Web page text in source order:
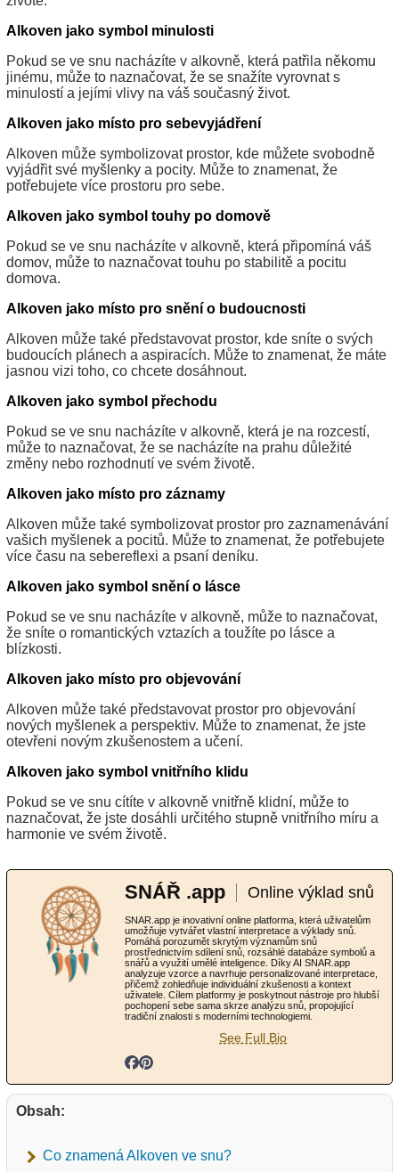
Alkoven jako symbol minulosti
Pokud se ve snu nacházíte v alkovně, která patřila někomu
jinému, může to naznačovat, že se snažíte vyrovnat s
minulostí a jejími vlivy na váš současný život.
Alkoven jako místo pro sebevyjádření
Alkoven může symbolizovat prostor, kde můžete svobodně
vyjádřit své myšlenky a pocity. Může to znamenat, že
potřebujete více prostoru pro sebe.
Alkoven jako symbol touhy po domově
Pokud se ve snu nacházíte v alkovně, která připomíná váš
domov, může to naznačovat touhu po stabilitě a pocitu
domova.
Alkoven jako místo pro snění o budoucnosti
Alkoven může také představovat prostor, kde sníte o svých
budoucích plánech a aspiracích. Může to znamenat, že máte
jasnou vizi toho, co chcete dosáhnout.
Alkoven jako symbol přechodu
Pokud se ve snu nacházíte v alkovně, která je na rozcestí,
může to naznačovat, že se nacházíte na prahu důležité
změny nebo rozhodnutí ve svém životě.
Alkoven jako místo pro záznamy
Alkoven může také symbolizovat prostor pro zaznamenávání
vašich myšlenek a pocitů. Může to znamenat, že potřebujete
více času na sebereflexi a psaní deníku.
Alkoven jako symbol snění o lásce
Pokud se ve snu nacházíte v alkovně, může to naznačovat,
že sníte o romantických vztazích a toužíte po lásce a
blízkosti.
Alkoven jako místo pro objevování
Alkoven může také představovat prostor pro objevování
nových myšlenek a perspektiv. Může to znamenat, že jste
otevřeni novým zkušenostem a učení.
Alkoven jako symbol vnitřního klidu
Pokud se ve snu cítíte v alkovně vnitřně klidní, může to
naznačovat, že jste dosáhli určitého stupně vnitřního míru a
harmonie ve svém životě.
SNÁŘ .app Online výklad snů
SNAR.app je inovativní online platforma, která uživatelům
umožňuje vytvářet vlastní interpretace a výklady snů.
Pomáhá porozumět skrytým významům snů
prostřednictvím sdílení snů, rozsáhlé databáze symbolů a
snářů a využití umělé inteligence. Díky AI SNAR.app
analyzuje vzorce a navrhuje personalizované interpretace,
přičemž zohledňuje individuální zkušenosti a kontext
uživatele. Cílem platformy je poskytnout nástroje pro hlubší
pochopení sebe sama skrze analýzu snů, propojující
tradiční znalosti s moderními technologiemi.
See Full Bio
Obsah:
Co znamená Alkoven ve snu?